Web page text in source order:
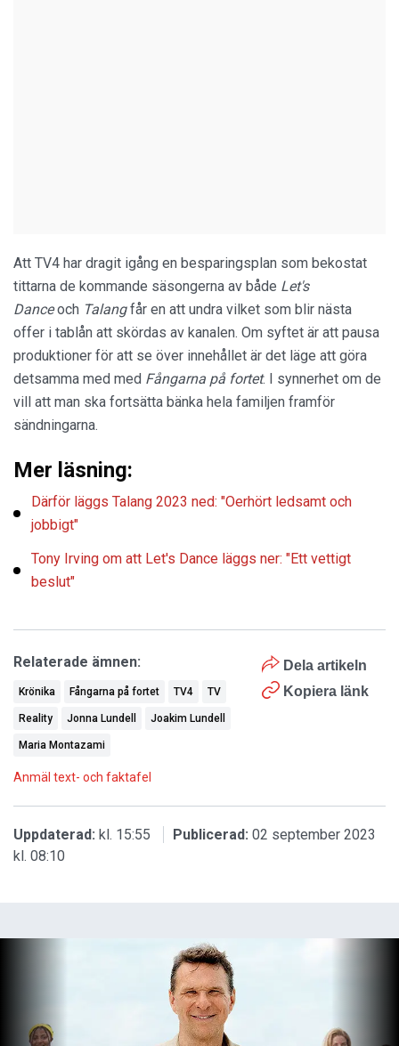
Att TV4 har dragit igång en besparingsplan som bekostat
tittarna de kommande säsongerna av både Let's
Danceoch Talangfår en att undra vilket som blir nästa
offer i tablån att skördas av kanalen. Om syftet är att pausa
produktioner för att se över innehållet är det läge att göra
detsamma med med Fångarna på fortet. I synnerhet om de
vill att man ska fortsätta bänka hela familjen framför
sändningarna.
Mer läsning:
Därför läggs Talang 2023 ned: "Oerhört ledsamt och
jobbigt"
Tony Irving om att Let's Dance läggs ner: "Ett vettigt
beslut"
Dela artikeln
Kopiera länk
Relaterade ämnen:
Krönika Fångarna på fortet TV4 TV
Reality Jonna Lundell Joakim Lundell
Maria Montazami
Anmäl text- och faktafel
Uppdaterad: kl. 15:55 Publicerad: 02 september 2023
kl. 08:10